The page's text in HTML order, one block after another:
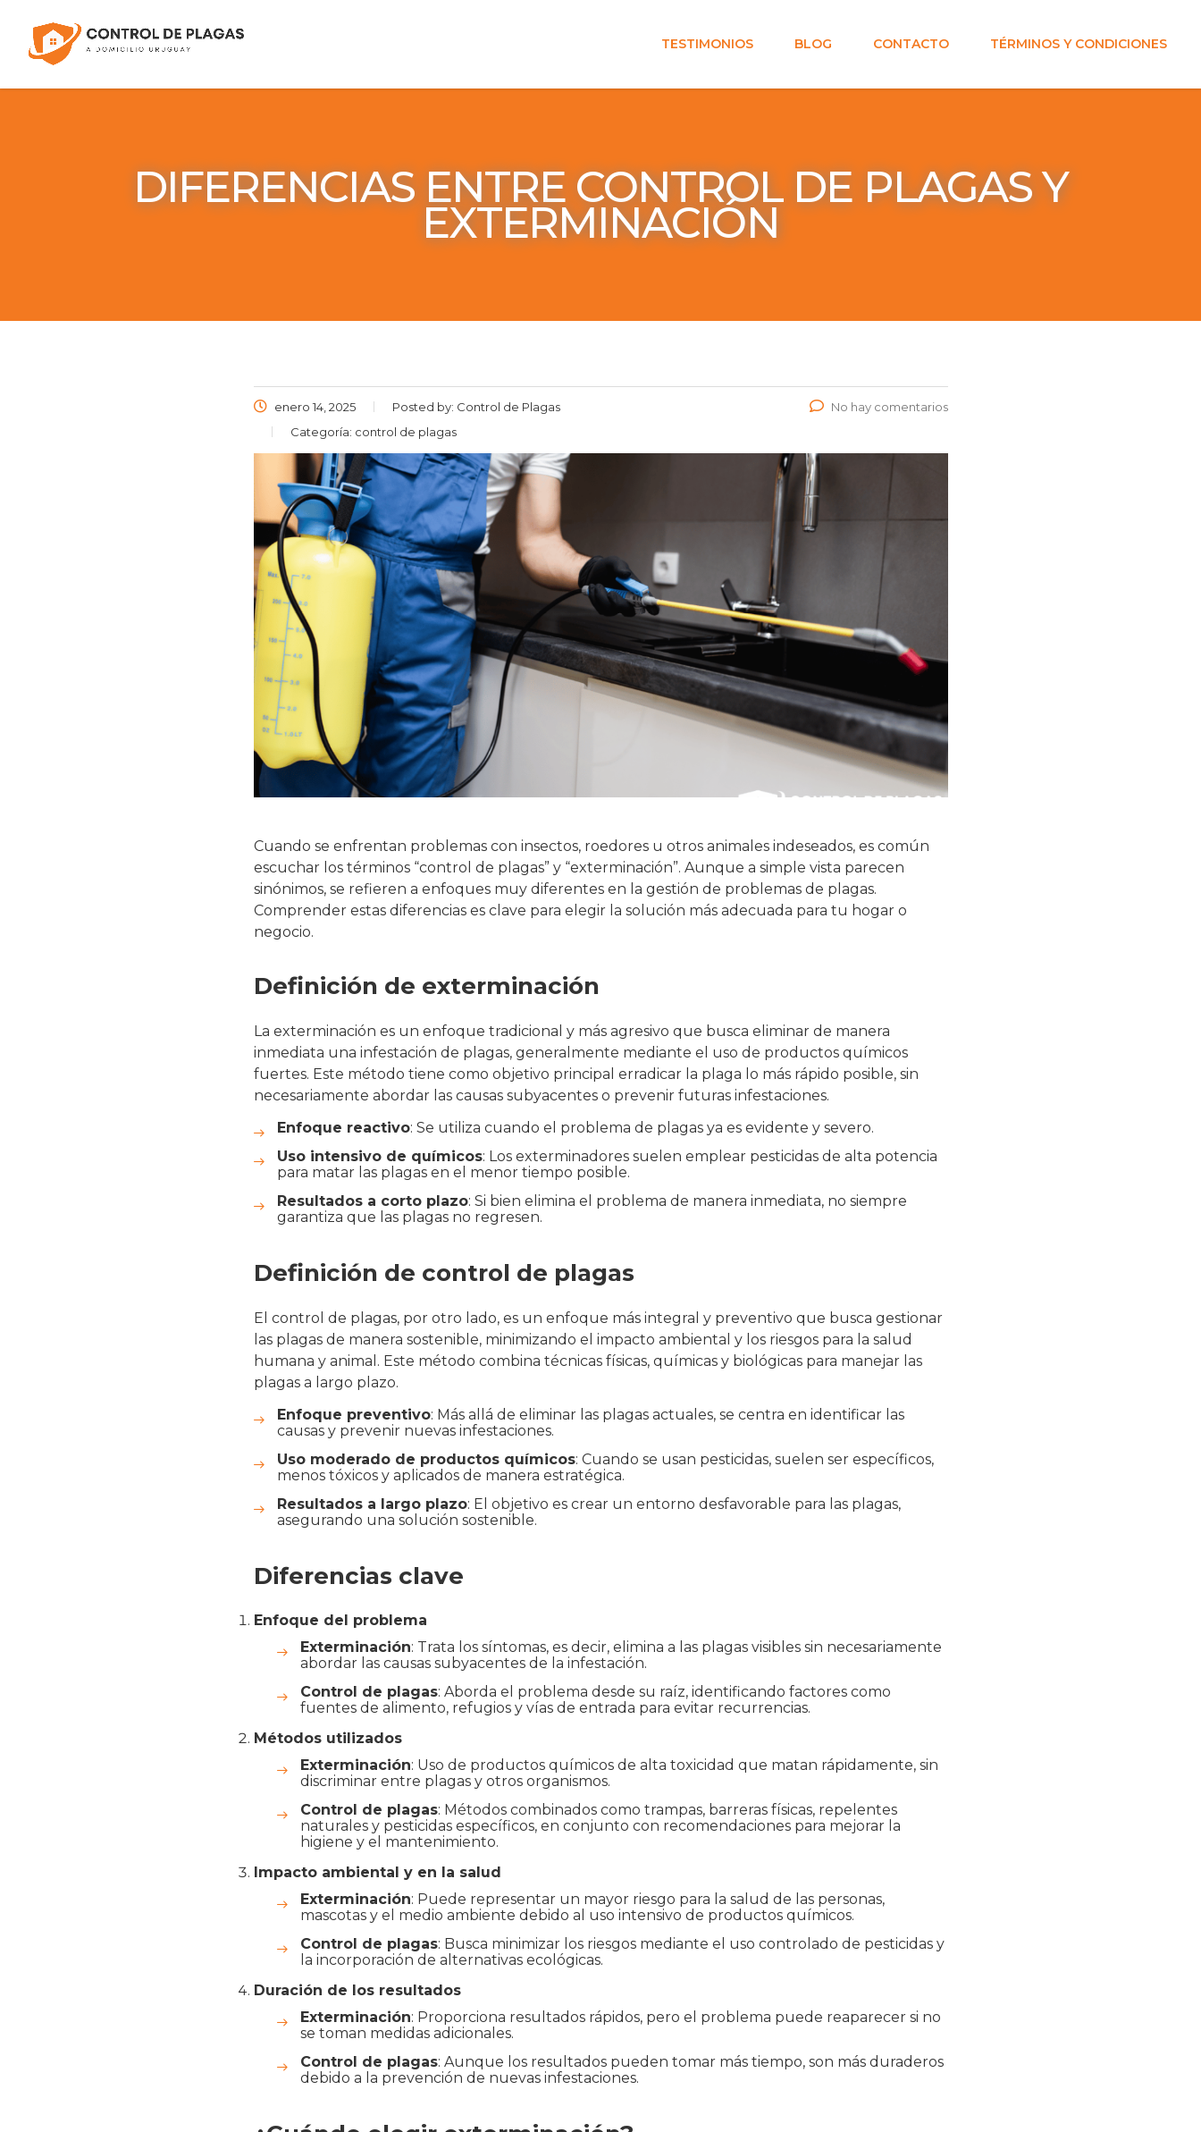
TESTIMONIOS BLOG CONTACTO TÉRMINOS Y CONDICIONES
DIFERENCIAS ENTRE CONTROL DE PLAGAS Y
EXTERMINACIÓN
enero 14, 2025 Posted by: Control de Plagas
Categoría: control de plagas
No hay comentarios
Cuando se enfrentan problemas con insectos, roedores u otros animales indeseados, es común
escuchar los términos “control de plagas” y “exterminación”. Aunque a simple vista parecen
sinónimos, se refieren a enfoques muy diferentes en la gestión de problemas de plagas.
Comprender estas diferencias es clave para elegir la solución más adecuada para tu hogar o
negocio.
Definición de exterminación
La exterminación es un enfoque tradicional y más agresivo que busca eliminar de manera
inmediata una infestación de plagas, generalmente mediante el uso de productos químicos
fuertes. Este método tiene como objetivo principal erradicar la plaga lo más rápido posible, sin
necesariamente abordar las causas subyacentes o prevenir futuras infestaciones.
Enfoque reactivo: Se utiliza cuando el problema de plagas ya es evidente y severo.
Uso intensivo de químicos: Los exterminadores suelen emplear pesticidas de alta potencia
para matar las plagas en el menor tiempo posible.
Resultados a corto plazo: Si bien elimina el problema de manera inmediata, no siempre
garantiza que las plagas no regresen.
Definición de control de plagas
El control de plagas, por otro lado, es un enfoque más integral y preventivo que busca gestionar
las plagas de manera sostenible, minimizando el impacto ambiental y los riesgos para la salud
humana y animal. Este método combina técnicas físicas, químicas y biológicas para manejar las
plagas a largo plazo.
Enfoque preventivo: Más allá de eliminar las plagas actuales, se centra en identificar las
causas y prevenir nuevas infestaciones.
Uso moderado de productos químicos: Cuando se usan pesticidas, suelen ser específicos,
menos tóxicos y aplicados de manera estratégica.
Resultados a largo plazo: El objetivo es crear un entorno desfavorable para las plagas,
asegurando una solución sostenible.
Diferencias clave
Enfoque del problema
Exterminación: Trata los síntomas, es decir, elimina a las plagas visibles sin necesariamente
abordar las causas subyacentes de la infestación.
Control de plagas: Aborda el problema desde su raíz, identificando factores como
fuentes de alimento, refugios y vías de entrada para evitar recurrencias.
Métodos utilizados
Exterminación: Uso de productos químicos de alta toxicidad que matan rápidamente, sin
discriminar entre plagas y otros organismos.
Control de plagas: Métodos combinados como trampas, barreras físicas, repelentes
naturales y pesticidas específicos, en conjunto con recomendaciones para mejorar la
higiene y el mantenimiento.
Impacto ambiental y en la salud
Exterminación: Puede representar un mayor riesgo para la salud de las personas,
mascotas y el medio ambiente debido al uso intensivo de productos químicos.
Control de plagas: Busca minimizar los riesgos mediante el uso controlado de pesticidas y
la incorporación de alternativas ecológicas.
Duración de los resultados
Exterminación: Proporciona resultados rápidos, pero el problema puede reaparecer si no
se toman medidas adicionales.
Control de plagas: Aunque los resultados pueden tomar más tiempo, son más duraderos
debido a la prevención de nuevas infestaciones.